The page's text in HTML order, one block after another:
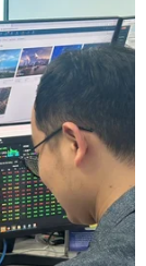
thẳng